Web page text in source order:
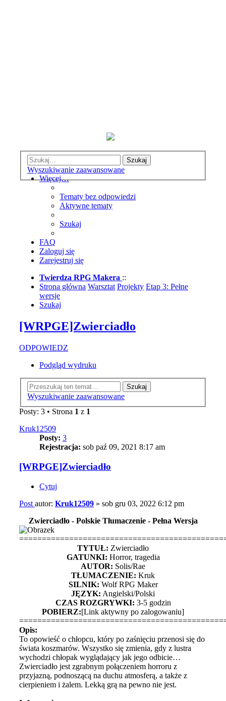
Szukaj
Wyszukiwanie zaawansowane
Więcej…
Tematy bez odpowiedzi
Aktywne tematy
Szukaj
FAQ
Zaloguj się
Zarejestruj się
Twierdza RPG Makera ::
Strona główna Warsztat Projekty Etap 3: Pełne
wersje
Szukaj
[WRPGE]Zwierciadło
ODPOWIEDZ
Podgląd wydruku
Szukaj
Wyszukiwanie zaawansowane
Posty: 3 • Strona 1 z 1
Kruk12509
Posty: 3
Rejestracja: sob paź 09, 2021 8:17 am
[WRPGE]Zwierciadło
Cytuj
Post autor: Kruk12509 » sob gru 03, 2022 6:12 pm
Zwierciadło - Polskie Tłumaczenie - Pełna Wersja
TYTUŁ: Zwierciadło
GATUNKI: Horror, tragedia
AUTOR: Solis/Rae
TŁUMACZENIE: Kruk
SILNIK: Wolf RPG Maker
JĘZYK: Angielski/Polski
CZAS ROZGRYWKI: 3-5 godzin
POBIERZ:[Link aktywny po zalogowaniu]
Opis:
To opowieść o chłopcu, który po zaśnięciu przenosi się do
świata koszmarów. Wszystko się zmienia, gdy z lustra
wychodzi chłopak wyglądający jak jego odbicie…
Zwierciadło jest zgrabnym połączeniem horroru z
przyjazną, podnoszącą na duchu atmosferą, a także z
cierpieniem i żalem. Lekką grą na pewno nie jest.